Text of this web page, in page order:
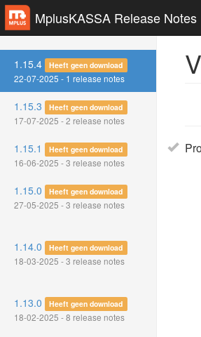
MplusKASSA Release Notes
1.15.4 Heeft geen download
22-07-2025 - 1 release notes
1.15.3 Heeft geen download
17-07-2025 - 2 release notes
1.15.1 Heeft geen download
16-06-2025 - 3 release notes
1.15.0 Heeft geen download
27-05-2025 - 3 release notes
1.14.0 Heeft geen download
18-03-2025 - 3 release notes
1.13.0 Heeft geen download
18-02-2025 - 8 release notes